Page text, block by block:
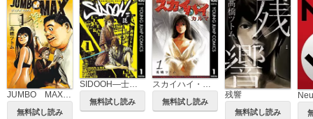
JUMBO MAX～ハイパーED薬密造人～
無料試し読み
SIDOOH―士道―
無料試し読み
スカイハイ・カルマ
無料試し読み
残響
無料試し読み